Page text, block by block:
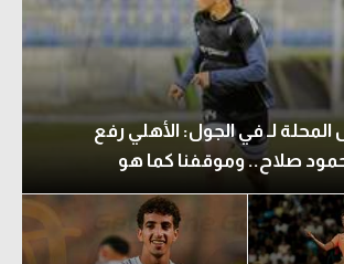
لـ في الجول: الأهلي رفع
صلاح.. وموقفنا كما هو